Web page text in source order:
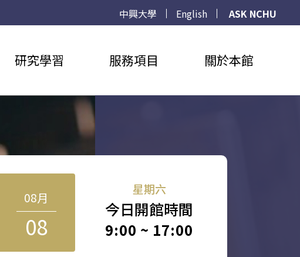
中興大學 English
ASK NCHU
研究學習 服務項目 關於本館
08月
08
星期六
今日開館時間
9:00 ~ 17:00